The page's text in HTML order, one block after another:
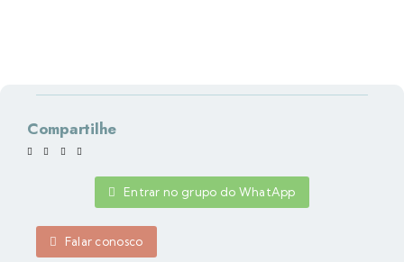
Compartilhe
Entrar no grupo do WhatApp
Falar conosco